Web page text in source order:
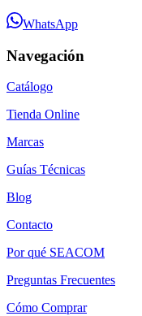
WhatsApp
Navegación
Catálogo
Tienda Online
Marcas
Guías Técnicas
Blog
Contacto
Por qué SEACOM
Preguntas Frecuentes
Cómo Comprar